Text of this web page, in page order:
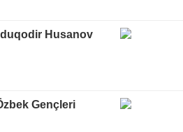
Husanov
Gençleri